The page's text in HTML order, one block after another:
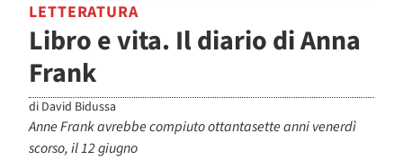
LETTERATURA
Libro e vita. Il diario di Anna
Frank
di David Bidussa
Anne Frank avrebbe compiuto ottantasette anni venerdì
scorso, il 12 giugno